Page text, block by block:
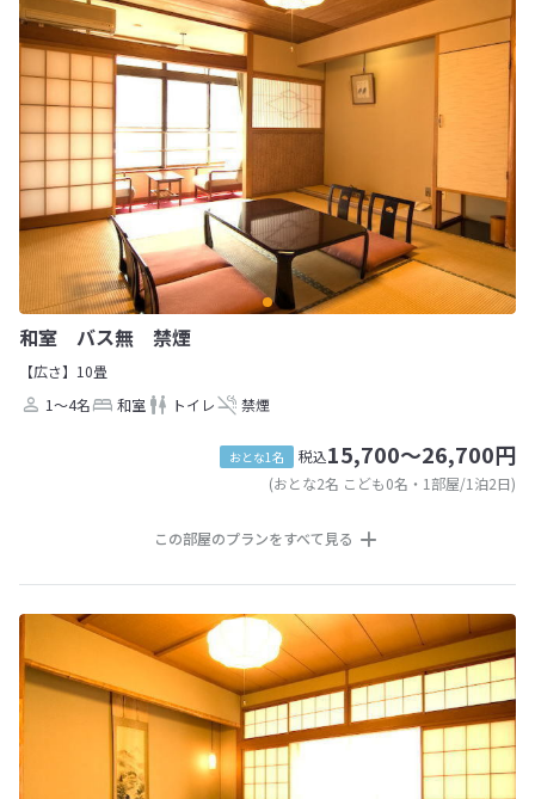
和室 バス無 禁煙
【広さ】10畳
1～4名
和室 トイレ 禁煙
おとな1名 税込15,700～26,700円
(おとな2名 こども0名・1部屋/1泊2日)
この部屋のプランをすべて見る